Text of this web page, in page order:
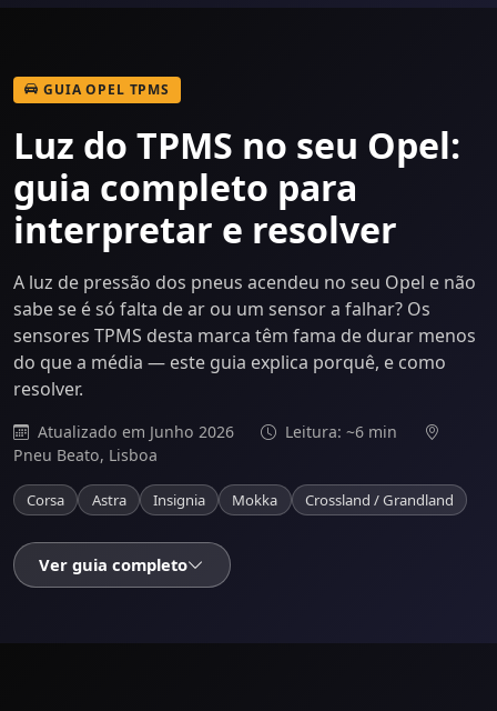
GUIA OPEL TPMS
Luz do TPMS no seu Opel:
guia completo para
interpretar e resolver
A luz de pressão dos pneus acendeu no seu Opel e não
sabe se é só falta de ar ou um sensor a falhar? Os
sensores TPMS desta marca têm fama de durar menos
do que a média — este guia explica porquê, e como
resolver.
Atualizado em Junho 2026
Leitura: ~6 min
Pneu Beato, Lisboa
Corsa Astra Insignia Mokka Crossland / Grandland
Ver guia completo